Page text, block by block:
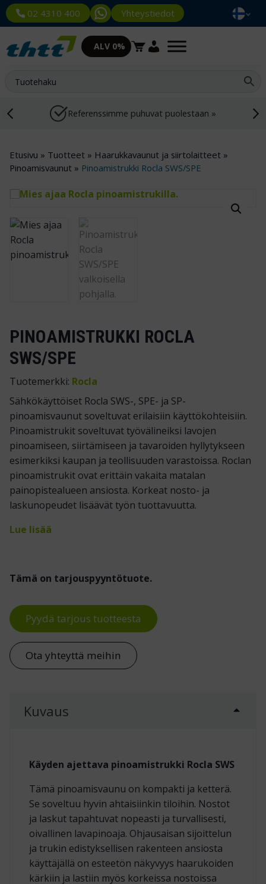
02 4310 400 Yhteystiedot
ALV 0%
Referenssimme puhuvat puolestaan »
Etusivu » Tuotteet » Haarukkavaunut ja siirtolaitteet »
Pinoamisvaunut » Pinoamistrukki Rocla SWS/SPE
PINOAMISTRUKKI ROCLA
SWS/SPE
Tuotemerkki: Rocla
Sähkökäyttöiset Rocla SWS-, SPE- ja SP-
pinoamisvaunut soveltuvat erilaisiin käyttökohteisiin.
Pinoamistrukit soveltuvat työvälineiksi lavojen
pinoamiseen, siirtämiseen ja tavaroiden hyllytykseen
esimerkiksi kaupan ja teollisuuden varastoissa. Roclan
pinoamistrukit ovat erittäin vakaita matalan
painopistealueen ansiosta. Korkeat nosto- ja
laskunopeudet lisäävät työn tuottavuutta.
Lue lisää
Tämä on tarjouspyyntötuote.
Pyydä tarjous tuotteesta
Ota yhteyttä meihin
Kuvaus
Käyden ajettava pinoamistrukki Rocla SWS
Tämä pinoamisvaunu on kompakti ja ketterä.
Se soveltuu hyvin ahtaisiinkin tiloihin. Nostot
ja laskut tapahtuvat nopeasti ja turvallisesti,
oivallinen lavapinoaja. Ohjausaisan sijoittelun
ja trukin edistyksellisen rakenteen ansiosta
käyttäjällä on esteetön näkyvyys haarukoiden
kärkiin ja lastiin myös korkeissa nostoissa